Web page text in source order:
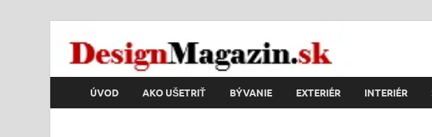
DesignMagazin.sk
Magazín o modernom bývaní
ÚVOD AKO UŠETRIŤ BÝVANIE EXTERIÉR INTERIÉR